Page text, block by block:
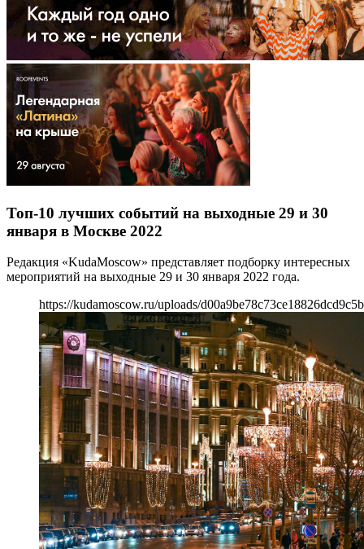
Топ-10 лучших событий на выходные 29 и 30
января в Москве 2022
Редакция «KudaMoscow» представляет подборку интересных
мероприятий на выходные 29 и 30 января 2022 года.
https://kudamoscow.ru/uploads/